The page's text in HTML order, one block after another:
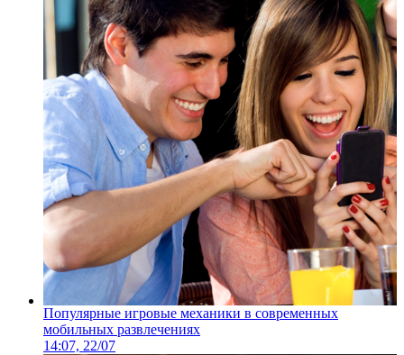
Популярные игровые механики в современных
мобильных развлечениях
14:07, 22/07